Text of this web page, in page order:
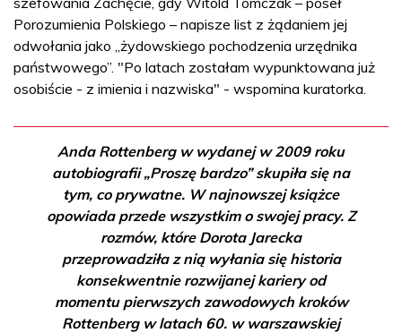
Porozumienia Polskiego – napisze list z żądaniem jej
odwołania jako „żydowskiego pochodzenia urzędnika
państwowego”. "Po latach zostałam wypunktowana już
osobiście - z imienia i nazwiska" - wspomina kuratorka.
Anda Rottenberg w wydanej w 2009 roku
autobiografii „Proszę bardzo” skupiła się na
tym, co prywatne. W najnowszej książce
opowiada przede wszystkim o swojej pracy. Z
rozmów, które Dorota Jarecka
przeprowadziła z nią wyłania się historia
konsekwentnie rozwijanej kariery od
momentu pierwszych zawodowych kroków
Rottenberg w latach 60. w warszawskiej